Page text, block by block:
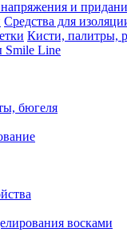
Средства для
Кисти, палитры,
Smile Line
бюгеля
восками